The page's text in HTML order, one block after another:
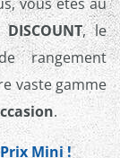
DISCOUNT, le
rangement
vaste gamme
.
Mini !